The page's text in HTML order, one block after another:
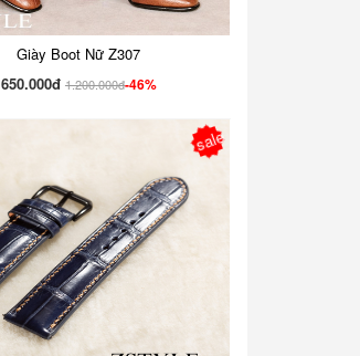
Giày Boot Nữ Z307
650.000đ 1.200.000đ-46%
sale